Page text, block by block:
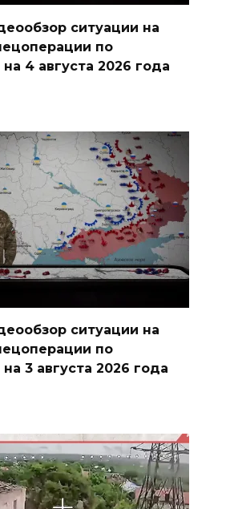
ситуации на
по
4 августа 2026 года
ситуации на
по
3 августа 2026 года